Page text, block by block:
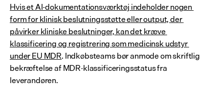
Hvis et AI-dokumentationsværktøj indeholder nogen
form for klinisk beslutningsstøtte eller output, der
påvirker kliniske beslutninger, kan det kræve
klassificering og registrering som medicinsk udstyr
under EU MDR. Indkøbsteams bør anmode om skriftlig
bekræftelse af MDR-klassificeringsstatus fra
leverandøren.